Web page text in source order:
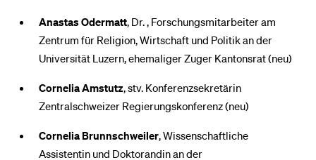
Anastas Odermatt, Dr. , Forschungsmitarbeiter am
Zentrum für Religion, Wirtschaft und Politik an der
Universität Luzern, ehemaliger Zuger Kantonsrat (neu)
Cornelia Amstutz, stv. Konferenzsekretärin
Zentralschweizer Regierungskonferenz (neu)
Cornelia Brunnschweiler, Wissenschaftliche
Assistentin und Doktorandin an der